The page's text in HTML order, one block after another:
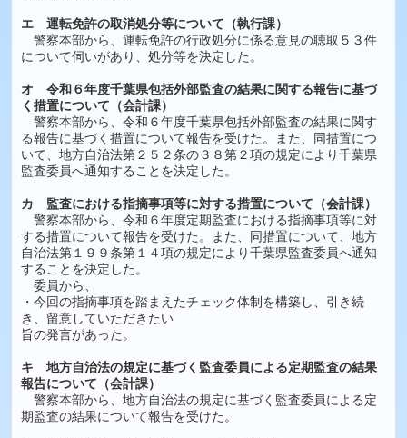
エ 運転免許の取消処分等について（執行課）
警察本部から、運転免許の行政処分に係る意見の聴取５３件
について伺いがあり、処分等を決定した。
オ 令和６年度千葉県包括外部監査の結果に関する報告に基づ
く措置について（会計課）
警察本部から、令和６年度千葉県包括外部監査の結果に関す
る報告に基づく措置について報告を受けた。また、同措置につ
いて、地方自治法第２５２条の３８第２項の規定により千葉県
監査委員へ通知することを決定した。
カ 監査における指摘事項等に対する措置について（会計課）
警察本部から、令和６年度定期監査における指摘事項等に対
する措置について報告を受けた。また、同措置について、地方
自治法第１９９条第１４項の規定により千葉県監査委員へ通知
することを決定した。
委員から、
・今回の指摘事項を踏まえたチェック体制を構築し、引き続
き、留意していただきたい
旨の発言があった。
キ 地方自治法の規定に基づく監査委員による定期監査の結果
報告について（会計課）
警察本部から、地方自治法の規定に基づく監査委員による定
期監査の結果について報告を受けた。